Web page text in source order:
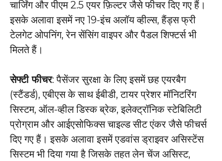
चार्जिंग और पीएम 2.5 एयर फ़िल्टर जैसे फीचर दिए गए हैं।
इसके अलावा इसमें नए 19-इंच अलॉय व्हील्स, हैंड्स फ्री
टेलगेट ओपनिंग, रेन सेंसिंग वाइपर और पैडल शिफ्टर्स भी
मिलते हैं।
सेफ्टी फीचर: पैसेंजर सुरक्षा के लिए इसमें छह एयरबैग
(स्टैंडर्ड), एबीएस के साथ ईबीडी, टायर प्रेशर मॉनिटरिंग
सिस्टम, ऑल-व्हील डिस्क ब्रेक, इलेक्ट्रॉनिक स्टेबिलिटी
प्रोग्राम और आईएसोफिक्स चाइल्ड सीट एंकर जैसे फीचर्स
दिए गए हैं। इसके अलावा इसमें एडवांस ड्राइवर असिस्टेंस
सिस्टम भी दिया गया है जिसके तहत लेन चेंज असिस्ट,